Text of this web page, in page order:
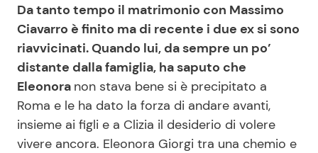
Da tanto tempo il matrimonio con Massimo
Ciavarro è finito ma di recente i due ex si sono
riavvicinati. Quando lui, da sempre un po’
distante dalla famiglia, ha saputo che
Eleonora non stava bene si è precipitato a
Roma e le ha dato la forza di andare avanti,
insieme ai figli e a Clizia il desiderio di volere
vivere ancora. Eleonora Giorgi tra una chemio e